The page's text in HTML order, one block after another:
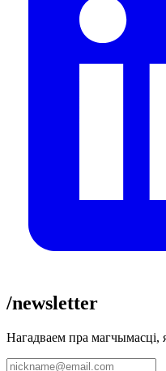
/newsletter
Нагадваем пра магчымасці,